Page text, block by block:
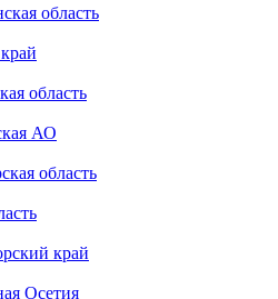
область
область
АО
область
край
Осетия